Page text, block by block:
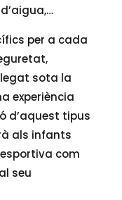
per a cada
sota la
experiència
d’aquest tipus
als infants
com
seu